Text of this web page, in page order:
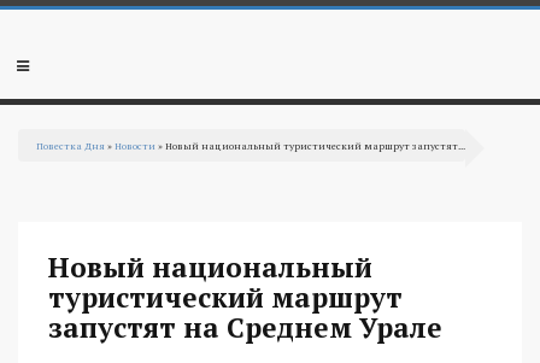
Перейти к основному содержанию
Мобильное
Повестка Дня »Новости » Новый национальный туристический маршрут запустят...
Новый национальный
туристический маршрут
запустят на Среднем Урале